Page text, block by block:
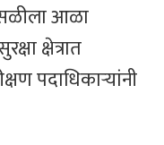
आळा
क्षेत्रात
पदाधिकाऱ्यांनी